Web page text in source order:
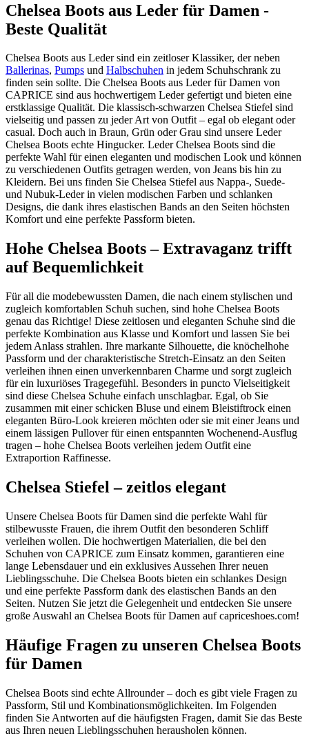
Chelsea Boots aus Leder für Damen -
Beste Qualität
Chelsea Boots aus Leder sind ein zeitloser Klassiker, der neben
Ballerinas, Pumps und Halbschuhen in jedem Schuhschrank zu
finden sein sollte. Die Chelsea Boots aus Leder für Damen von
CAPRICE sind aus hochwertigem Leder gefertigt und bieten eine
erstklassige Qualität. Die klassisch-schwarzen Chelsea Stiefel sind
vielseitig und passen zu jeder Art von Outfit – egal ob elegant oder
casual. Doch auch in Braun, Grün oder Grau sind unsere Leder
Chelsea Boots echte Hingucker. Leder Chelsea Boots sind die
perfekte Wahl für einen eleganten und modischen Look und können
zu verschiedenen Outfits getragen werden, von Jeans bis hin zu
Kleidern. Bei uns finden Sie Chelsea Stiefel aus Nappa-, Suede-
und Nubuk-Leder in vielen modischen Farben und schlanken
Designs, die dank ihres elastischen Bands an den Seiten höchsten
Komfort und eine perfekte Passform bieten.
Hohe Chelsea Boots – Extravaganz trifft
auf Bequemlichkeit
Für all die modebewussten Damen, die nach einem stylischen und
zugleich komfortablen Schuh suchen, sind hohe Chelsea Boots
genau das Richtige! Diese zeitlosen und eleganten Schuhe sind die
perfekte Kombination aus Klasse und Komfort und lassen Sie bei
jedem Anlass strahlen. Ihre markante Silhouette, die knöchelhohe
Passform und der charakteristische Stretch-Einsatz an den Seiten
verleihen ihnen einen unverkennbaren Charme und sorgt zugleich
für ein luxuriöses Tragegefühl. Besonders in puncto Vielseitigkeit
sind diese Chelsea Schuhe einfach unschlagbar. Egal, ob Sie
zusammen mit einer schicken Bluse und einem Bleistiftrock einen
eleganten Büro-Look kreieren möchten oder sie mit einer Jeans und
einem lässigen Pullover für einen entspannten Wochenend-Ausflug
tragen – hohe Chelsea Boots verleihen jedem Outfit eine
Extraportion Raffinesse.
Chelsea Stiefel – zeitlos elegant
Unsere Chelsea Boots für Damen sind die perfekte Wahl für
stilbewusste Frauen, die ihrem Outfit den besonderen Schliff
verleihen wollen. Die hochwertigen Materialien, die bei den
Schuhen von CAPRICE zum Einsatz kommen, garantieren eine
lange Lebensdauer und ein exklusives Aussehen Ihrer neuen
Lieblingsschuhe. Die Chelsea Boots bieten ein schlankes Design
und eine perfekte Passform dank des elastischen Bands an den
Seiten. Nutzen Sie jetzt die Gelegenheit und entdecken Sie unsere
große Auswahl an Chelsea Boots für Damen auf capriceshoes.com!
Häufige Fragen zu unseren Chelsea Boots
für Damen
Chelsea Boots sind echte Allrounder – doch es gibt viele Fragen zu
Passform, Stil und Kombinationsmöglichkeiten. Im Folgenden
finden Sie Antworten auf die häufigsten Fragen, damit Sie das Beste
aus Ihren neuen Lieblingsschuhen herausholen können.